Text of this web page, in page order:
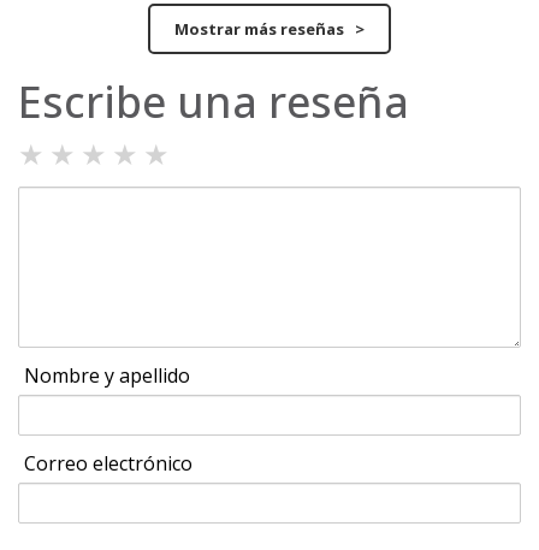
Mostrar más reseñas >
Escribe una reseña
★ ★ ★ ★ ★
Nombre y apellido
Correo electrónico